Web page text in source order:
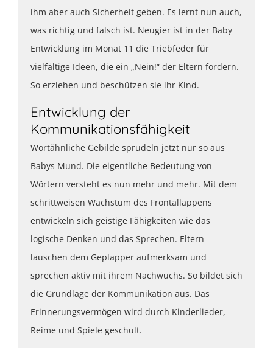
ihm aber auch Sicherheit geben. Es lernt nun auch,
was richtig und falsch ist. Neugier ist in der Baby
Entwicklung im Monat 11 die Triebfeder für
vielfältige Ideen, die ein „Nein!“ der Eltern fordern.
So erziehen und beschützen sie ihr Kind.
Entwicklung der
Kommunikationsfähigkeit
Wortähnliche Gebilde sprudeln jetzt nur so aus
Babys Mund. Die eigentliche Bedeutung von
Wörtern versteht es nun mehr und mehr. Mit dem
schrittweisen Wachstum des Frontallappens
entwickeln sich geistige Fähigkeiten wie das
logische Denken und das Sprechen. Eltern
lauschen dem Geplapper aufmerksam und
sprechen aktiv mit ihrem Nachwuchs. So bildet sich
die Grundlage der Kommunikation aus. Das
Erinnerungsvermögen wird durch Kinderlieder,
Reime und Spiele geschult.